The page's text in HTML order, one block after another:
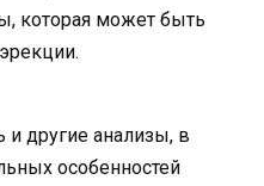
которая может быть
другие анализы, в
особенностей